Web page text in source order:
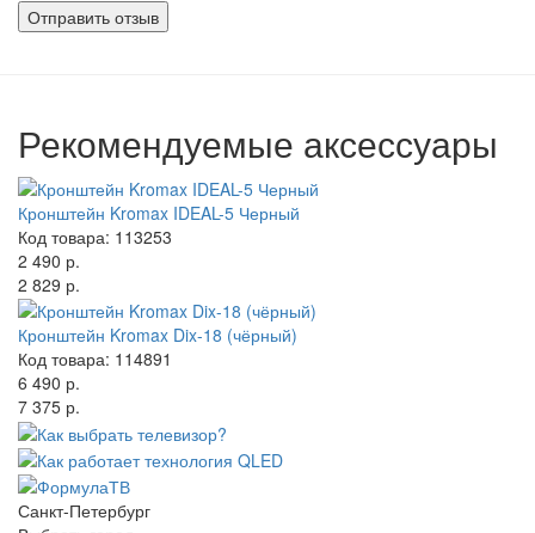
Рекомендуемые аксессуары
Кронштейн Kromax IDEAL-5 Черный
Код товара: 113253
2 490 р.
2 829 р.
Кронштейн Kromax Dix-18 (чёрный)
Код товара: 114891
6 490 р.
7 375 р.
Санкт-Петербург